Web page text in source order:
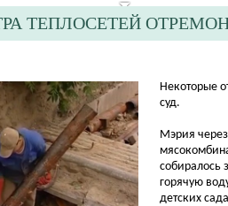
ТЕПЛОСЕТЕЙ
​Некоторые
суд.
Мэрия
собиралось
горячую
детских